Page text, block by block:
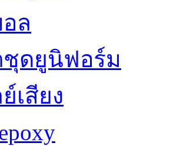
ล
ดยูนิฟอร์ม
เสียง